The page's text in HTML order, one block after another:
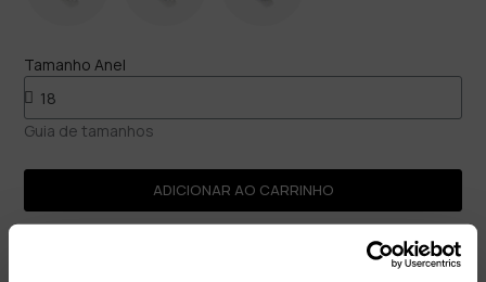
Tamanho Anel
Guia de tamanhos
ADICIONAR AO CARRINHO